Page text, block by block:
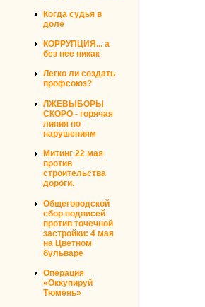
Когда судья в
доле
КОРРУПЦИЯ... а
без нее никак
Легко ли создать
профсоюз?
ЛЖЕВЫБОРЫ
СКОРО - горячая
линия по
нарушениям
Митинг 22 мая
против
строительства
дороги.
Общегородской
сбор подписей
против точечной
застройки: 4 мая
на Цветном
бульваре
Операция
«Оккупируй
Тюмень»